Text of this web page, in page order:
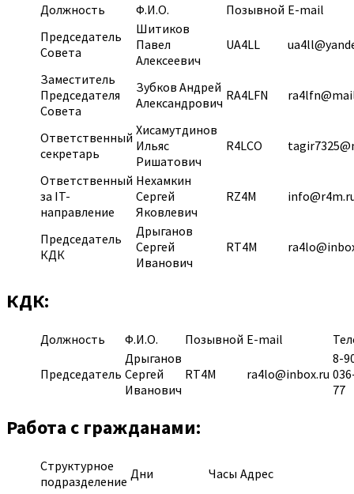
Должность Ф.И.О. Позывной E-mail
Председатель
Совета
Шитиков
Павел
Алексеевич
UA4LL
Заместитель
Председателя
Совета
Зубков Андрей
Александрович RA4LFN
Ответственный
секретарь
Хисамутдинов
Ильяс
Ришатович
R4LCO
Ответственный
за IT-
направление
Нехамкин
Сергей
Яковлевич
RZ4M
Председатель
КДК
Дрыганов
Сергей
Иванович
RT4M
КДК:
Должность Ф.И.О. Позывной E-mail
Председатель
Дрыганов
Сергей
Иванович
RT4M ra4lo@inbox.ru
8-
77
Работа с гражданами:
Структурное
подразделение Дни Часы Адрес